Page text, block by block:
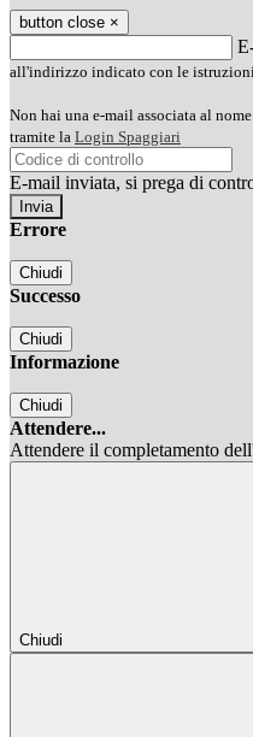
button close ×
all'indirizzo indicato con le istruzioni
Non hai una e-mail associata al
tramite la Login Spaggiari
E-mail inviata, si prega di
Errore
Chiudi
Successo
Chiudi
Informazione
Chiudi
Attendere...
Attendere il completamento
Chiudi